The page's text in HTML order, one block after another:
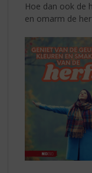
Hoe dan ook de
en omarm de